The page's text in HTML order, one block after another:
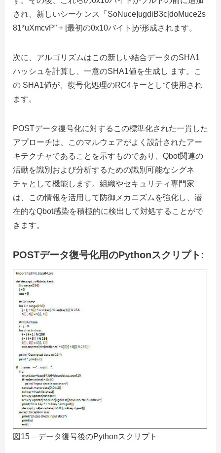
され、新しいシーケンス「SoNuce]ugdiB3c[doMuce2s
81*uXmcvP” + [最初の0x10バイト]が形成されます。
次に、アルゴリズムはこの新しい結合データのSHA1
ハッシュを計算し、一意のSHA1値を生成し ます。こ
の SHA1値が、復号化処理のRC4キーとして使用され
ます。
POSTデータ復号化に対するこの標準化された一貫した
アプローチは、このマルウェアがよく設計されたアー
キテクチャであることを示すものであり、Qbot関連の
活動を識別および分析するための識別可能なシグネ
チャとして機能します。組織やセキュリティ専門家
は、この情報を活用して防御メカニズムを強化し、潜
在的なQbot感染を積極的に検出して対処することがで
きます。
POSTデータ復号化用のPythonスクリプト:
図15 – データ復号後のPythonスクリプト